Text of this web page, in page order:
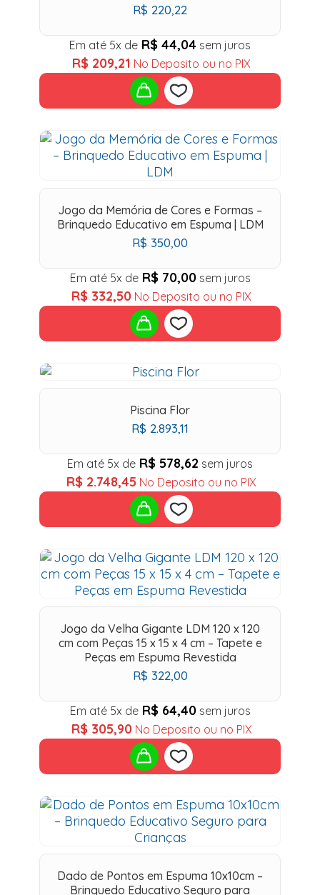
R$ 220,22
Em até 5x de R$ 44,04 sem juros
R$ 209,21 No Deposito ou no PIX
Add
to
wishlist
Jogo da Memória de Cores e Formas –
Brinquedo Educativo em Espuma | LDM
R$ 350,00
Em até 5x de R$ 70,00 sem juros
R$ 332,50 No Deposito ou no PIX
Add
to
wishlist
Piscina Flor
R$ 2.893,11
Em até 5x de R$ 578,62 sem juros
R$ 2.748,45 No Deposito ou no PIX
Add
to
wishlist
Jogo da Velha Gigante LDM 120 x 120
cm com Peças 15 x 15 x 4 cm – Tapete e
Peças em Espuma Revestida
R$ 322,00
Em até 5x de R$ 64,40 sem juros
R$ 305,90 No Deposito ou no PIX
Add
to
wishlist
Dado de Pontos em Espuma 10x10cm –
Brinquedo Educativo Seguro para